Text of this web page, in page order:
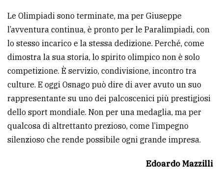
Le Olimpiadi sono terminate, ma per Giuseppe
l’avventura continua, è pronto per le Paralimpiadi, con
lo stesso incarico e la stessa dedizione. Perché, come
dimostra la sua storia, lo spirito olimpico non è solo
competizione. È servizio, condivisione, incontro tra
culture. E oggi Osnago può dire di aver avuto un suo
rappresentante su uno dei palcoscenici più prestigiosi
dello sport mondiale. Non per una medaglia, ma per
qualcosa di altrettanto prezioso, come l’impegno
silenzioso che rende possibile ogni grande impresa.
Edoardo Mazzilli